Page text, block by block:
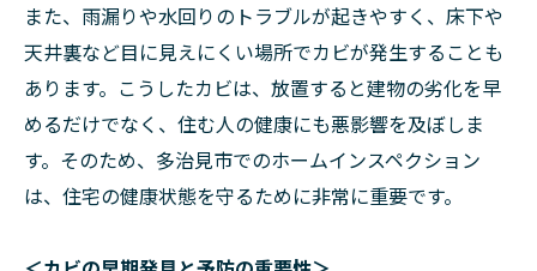
また、雨漏りや水回りのトラブルが起きやすく、床下や
天井裏など目に見えにくい場所でカビが発生することも
あります。こうしたカビは、放置すると建物の劣化を早
めるだけでなく、住む人の健康にも悪影響を及ぼしま
す。そのため、多治見市でのホームインスペクション
は、住宅の健康状態を守るために非常に重要です。